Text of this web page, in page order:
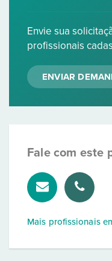
Envie sua
profissionais
ENVIAR
Fale com este
Mais profissionais